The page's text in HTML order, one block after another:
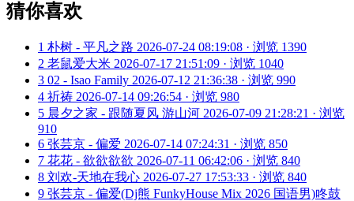
猜你喜欢
1 朴树 - 平凡之路 2026-07-24 08:19:08 · 浏览 1390
2 老鼠爱大米 2026-07-17 21:51:09 · 浏览 1040
3 02 - Isao Family 2026-07-12 21:36:38 · 浏览 990
4 祈祷 2026-07-14 09:26:54 · 浏览 980
5 晨夕之家 - 跟随夏风 游山河 2026-07-09 21:28:21 · 浏览
910
6 张芸京 - 偏爱 2026-07-14 07:24:31 · 浏览 850
7 花花 - 欲欲欲欲 2026-07-11 06:42:06 · 浏览 840
8 刘欢-天地在我心 2026-07-27 17:53:33 · 浏览 840
9 张芸京 - 偏爱(Dj熊 FunkyHouse Mix 2026 国语男)咚鼓